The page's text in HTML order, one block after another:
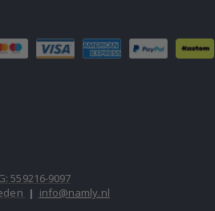
559216-9097
| info@namly.nl